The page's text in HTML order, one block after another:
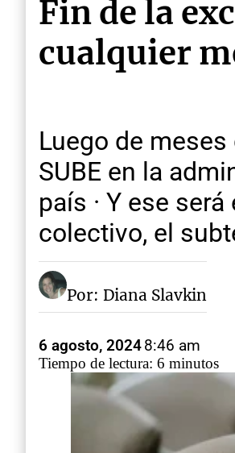
Fin de la
cualquier
Luego de
SUBE en la
país · Y ese
colectivo, el
Por: Diana Slavkin
6 agosto, 20248:46 am
Tiempo de lectura: 6 minutos